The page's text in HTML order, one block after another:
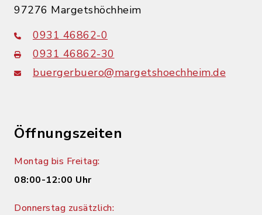
97276 Margetshöchheim
0931 46862-0
0931 46862-30
buergerbuero@margetshoechheim.de
Öffnungszeiten
Montag bis Freitag:
08:00-12:00 Uhr
Donnerstag zusätzlich: